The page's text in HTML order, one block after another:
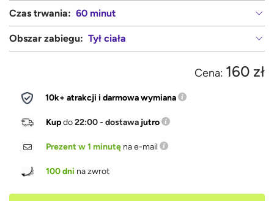
Czas trwania: 60 minut
Obszar zabiegu: Tył ciała
Cena: 160 zł
10k+ atrakcji i darmowa wymiana
Kupdo22:00 - dostawa jutro
Prezent w 1 minutę na e-mail
100 dni na zwrot